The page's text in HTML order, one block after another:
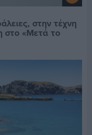
στην τέχνη
στο «Μετά το